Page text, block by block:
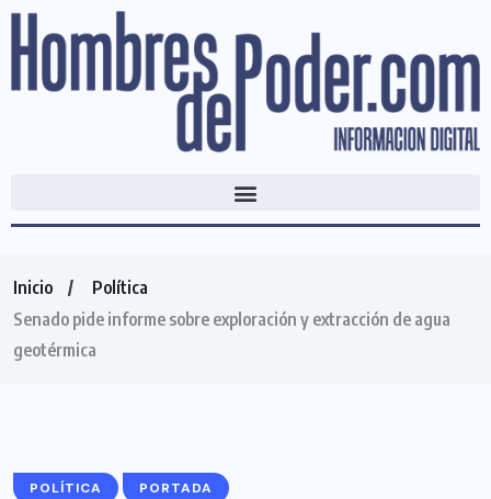
Inicio
Política
Senado pide informe sobre exploración y extracción de agua
geotérmica
POLÍTICA PORTADA